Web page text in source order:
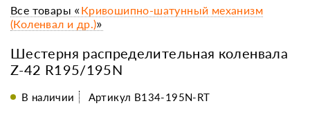
Шестерня распределительная коленвала
Z-42 R195/195N
Все товары «Кривошипно-шатунный механизм
(Коленвал и др.)»
В наличии Артикул B134-195N-RT